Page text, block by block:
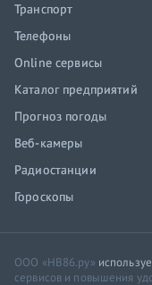
Транспорт
Телефоны
Online сервисы
Каталог предприятий
Прогноз погоды
Веб-камеры
Радиостанции
Гороскопы
ООО «НВ86.ру»
сервисов и повышения